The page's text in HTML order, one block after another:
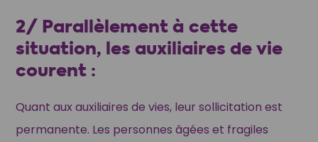
2/ Parallèlement à cette
situation, les auxiliaires de vie
courent :
Quant aux auxiliaires de vies, leur sollicitation est
permanente. Les personnes âgées et fragiles